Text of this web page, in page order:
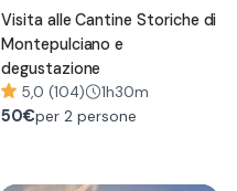
Visita alle Cantine Storiche di
Montepulciano e
degustazione
5,0 (104) 1h30m
50€per 2 persone